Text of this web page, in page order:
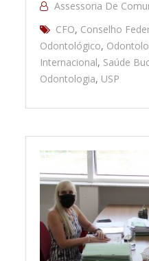
Assessoria De
CFO, Conselho
Odontológico,
Internacional, Saúde
Odontologia, USP